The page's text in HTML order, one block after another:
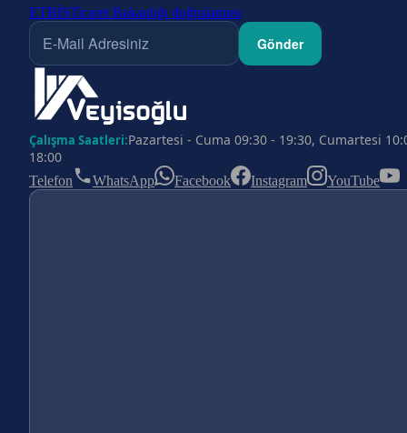
ETBİSTicaret Bakanlığı doğrulaması
Gönder
Çalışma Saatleri:Pazartesi - Cuma 09:30 - 19:30, Cumartesi
18:00
Telefon WhatsApp Facebook Instagram YouTube